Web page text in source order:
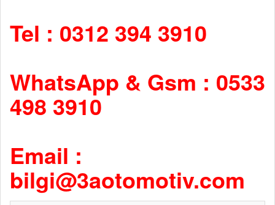
Tel : 0312 394 3910
WhatsApp & Gsm : 0533
498 3910
Email :
bilgi@3aotomotiv.com